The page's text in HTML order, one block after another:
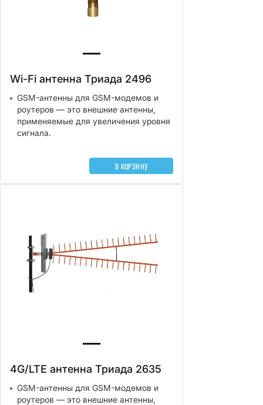
Wi-Fi антенна Триада 2496
GSM-антенны для GSM-модемов и
роутеров — это внешние антенны,
применяемые для увеличения уровня
сигнала.
В КОРЗИНУ
4G/LTE антенна Триада 2635
GSM-антенны для GSM-модемов и
роутеров — это внешние антенны,